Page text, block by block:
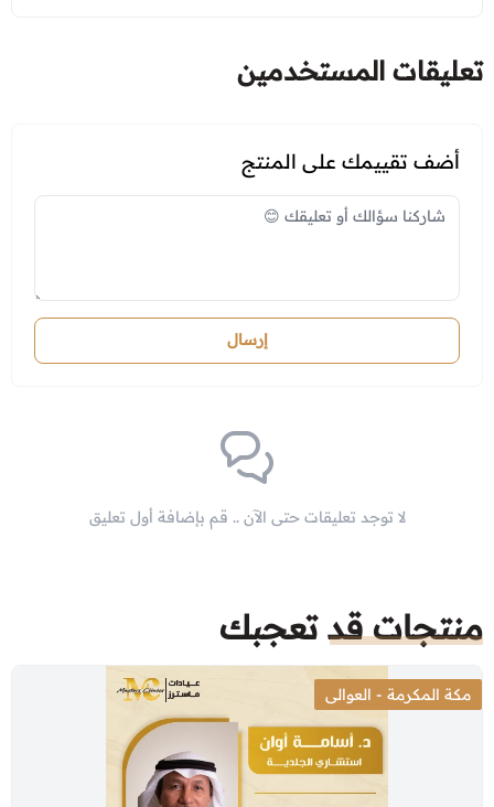
تعليقات المستخدمين
لا توجد تعليقات حتى الآن .. قم بإضافة أول تعليق
أضف تقييمك على المنتج
إرسال
منتجات قد تعجبك
مكة المكرمة - العوالى